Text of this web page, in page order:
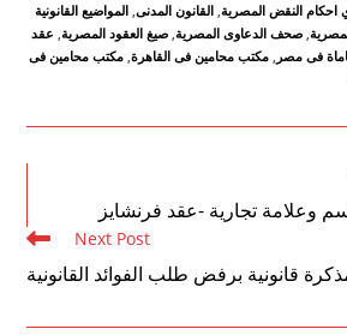
احكام النقض المصرية, القانون المدنى, المواضيع القانونية
, صحف الدعاوى المصرية, صيغ العقود المصرية, عقد
فى مصر , مكتب محامين فى القاهرة, مكتب محامين فى
وعلامة تجارية -عقد فرنشايز
Next Post
قانونية برفض طلب الفوائد القانونية